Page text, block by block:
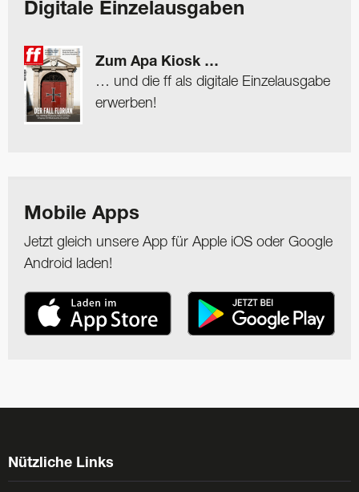
Digitale Einzelausgaben
Zum Apa Kiosk …
… und die ff als digitale Einzelausgabe
erwerben!
Mobile Apps
Jetzt gleich unsere App für Apple iOS oder Google
Android laden!
Nützliche Links